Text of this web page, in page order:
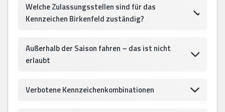
Welche Zulassungsstellen sind für das
Kennzeichen Birkenfeld zuständig?
Außerhalb der Saison fahren – das ist nicht
erlaubt
Verbotene Kennzeichenkombinationen